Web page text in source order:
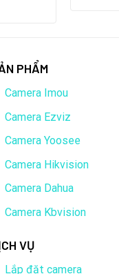
2.0MP bao
PHẨM
Camera Imou
Camera Ezviz
Camera Yoosee
Camera Hikvision
Camera Dahua
Camera Kbvision
VỤ
Lắp đặt camera